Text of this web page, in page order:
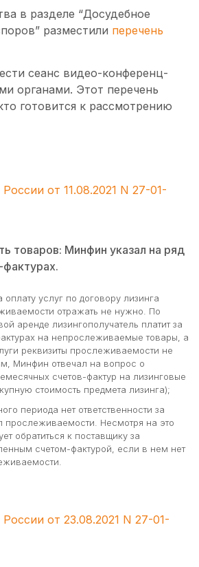
в разделе “Досудебное
разместили перечень
сеанс видео-конференц-
органами. Этот перечень
готовится к рассмотрению
от 11.08.2021 N 27-01-
товаров: Минфин указал на ряд
оплату услуг по договору лизинга
отражать не нужно. По
аренде лизингополучатель платит за
на непрослеживаемые товары, а
реквизиты прослеживаемости не
Минфин отвечал на вопрос о
счетов-фактур на лизинговые
стоимость предмета лизинга);
периода нет ответственности за
прослеживаемости. Несмотря на это
обратиться к поставщику за
счетом-фактурой, если в нем нет
от 23.08.2021 N 27-01-